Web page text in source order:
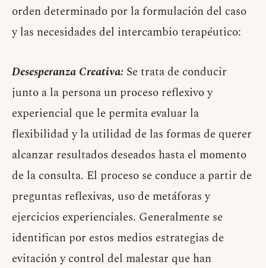
orden determinado por la formulación del caso
y las necesidades del intercambio terapéutico:
Desesperanza Creativa: Se trata de conducir
junto a la persona un proceso reflexivo y
experiencial que le permita evaluar la
flexibilidad y la utilidad de las formas de querer
alcanzar resultados deseados hasta el momento
de la consulta. El proceso se conduce a partir de
preguntas reflexivas, uso de metáforas y
ejercicios experienciales. Generalmente se
identifican por estos medios estrategias de
evitación y control del malestar que han